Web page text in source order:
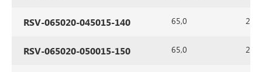
RSV-065020-045015-140 65,0 2,0
RSV-065020-050015-150 65,0 2,0